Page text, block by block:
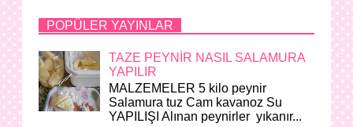
POPÜLER YAYINLAR
TAZE PEYNİR NASIL SALAMURA
YAPILIR
MALZEMELER 5 kilo peynir
Salamura tuz Cam kavanoz Su
YAPILIŞI Alınan peynirler yıkanır...